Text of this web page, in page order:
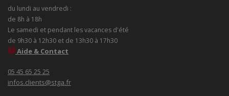
du lundi au vendredi :
de 8h à 18h
Le samedi et pendant les vacances d'été
de 9h30 à 12h30 et de 13h30 à 17h30
Aide & Contact
05 45 65 25 25
infos.clients@stga.fr